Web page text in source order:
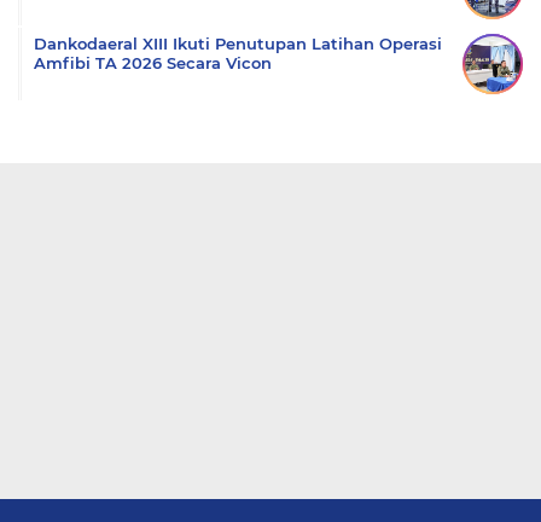
Dankodaeral XIII Ikuti Penutupan Latihan Operasi
Amfibi TA 2026 Secara Vicon